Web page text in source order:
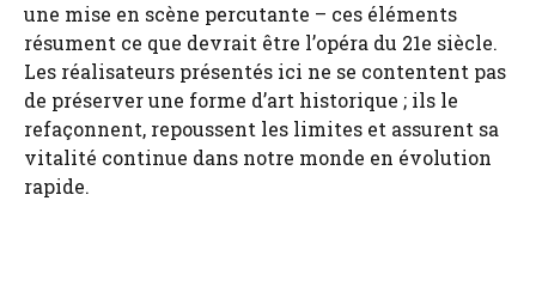
une mise en scène percutante – ces éléments
résument ce que devrait être l’opéra du 21e siècle.
Les réalisateurs présentés ici ne se contentent pas
de préserver une forme d’art historique ; ils le
refaçonnent, repoussent les limites et assurent sa
vitalité continue dans notre monde en évolution
rapide.